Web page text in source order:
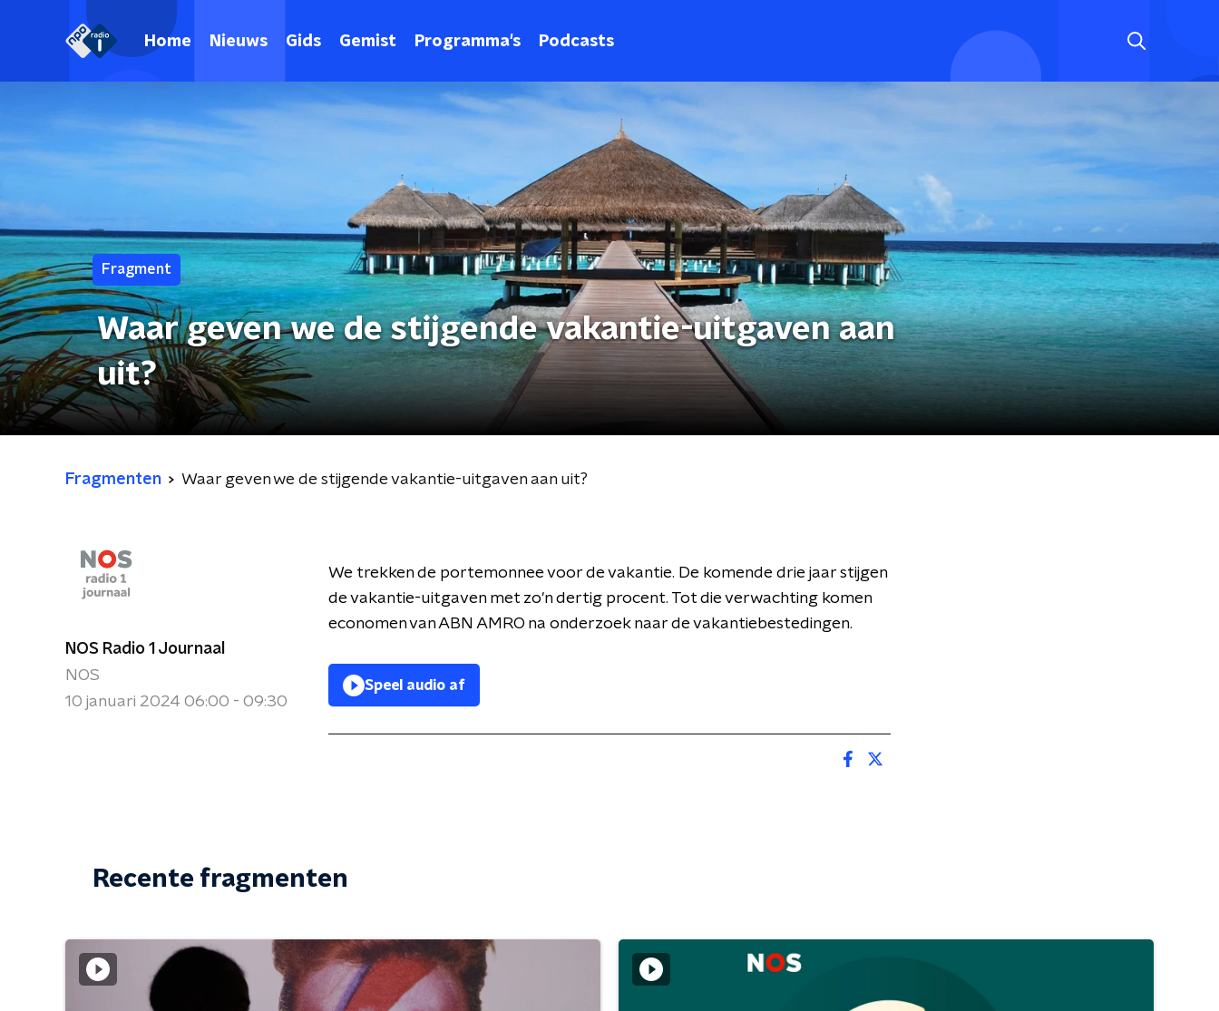
Home Nieuws Gids Gemist Programma's Podcasts
Fragment
Waar geven we de stijgende vakantie-uitgaven aan
uit?
Fragmenten Waar geven we de stijgende vakantie-uitgaven aan uit?
NOS Radio 1 Journaal
NOS
10 januari 2024 06:00 - 09:30
We trekken de portemonnee voor de vakantie. De komende drie jaar stijgen
de vakantie-uitgaven met zo'n dertig procent. Tot die verwachting komen
economen van ABN AMRO na onderzoek naar de vakantiebestedingen.
Speel audio af
Recente fragmenten